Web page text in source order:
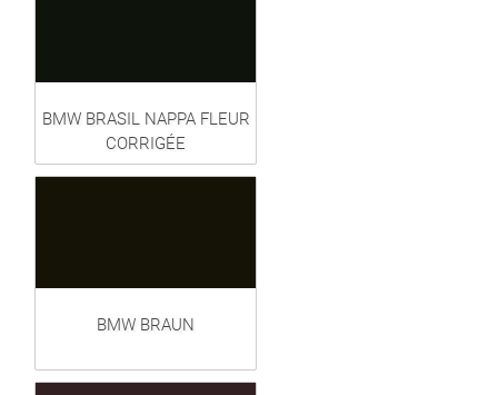
BMW BRASIL NAPPA FLEUR
CORRIGÉE
BMW BRAUN